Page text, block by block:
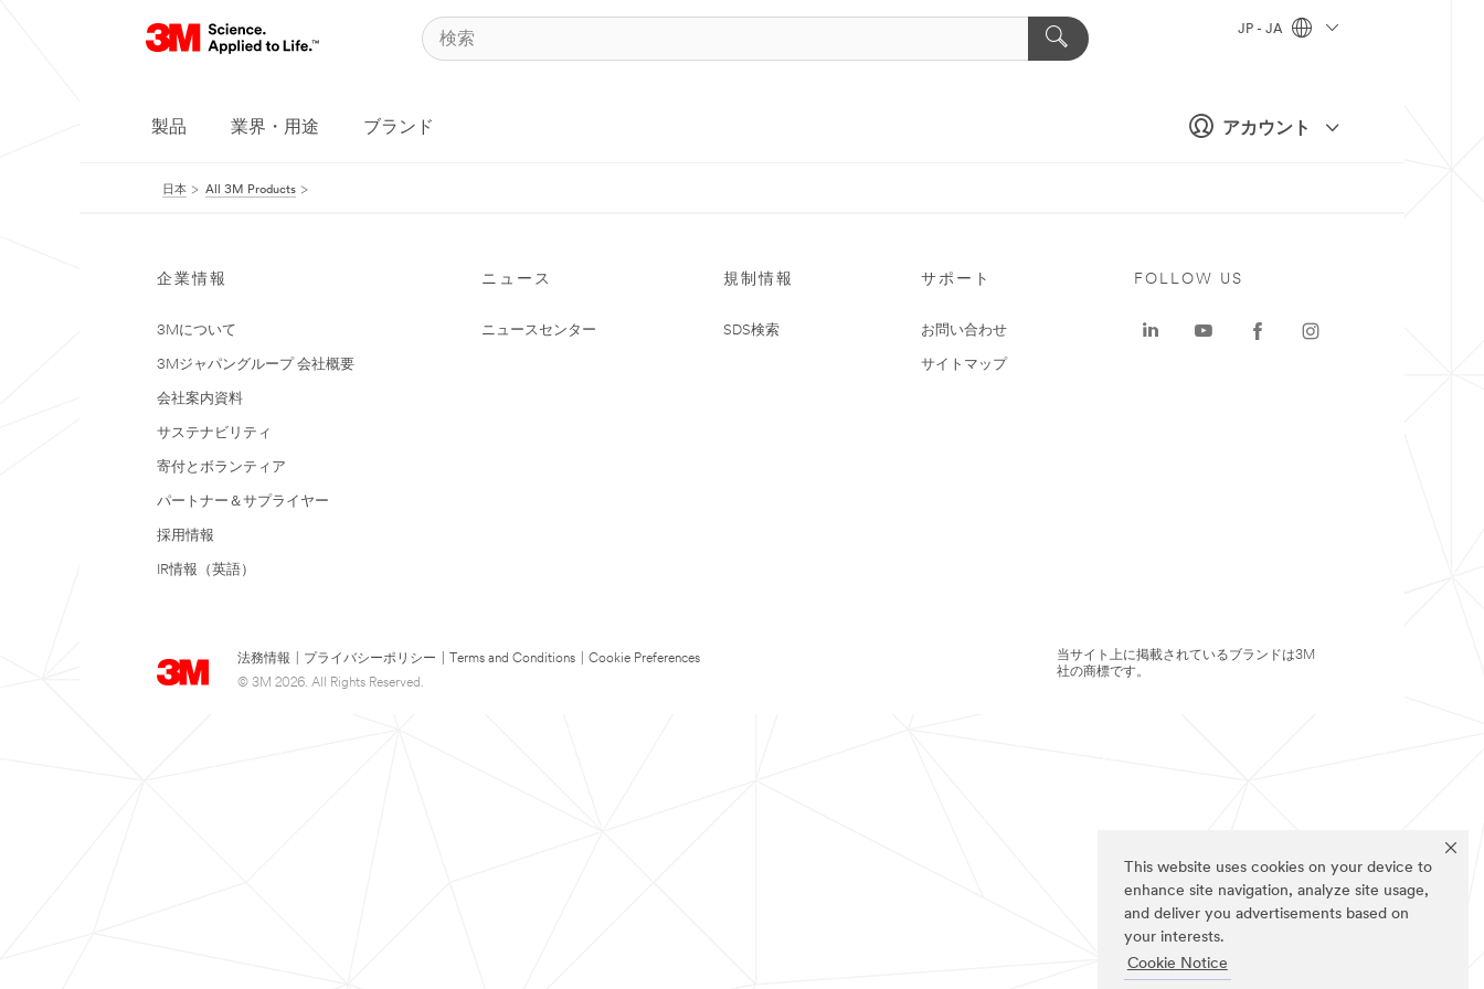
This website uses cookies on your device to
enhance site navigation, analyze site usage,
and deliver you advertisements based on
your interests.
Cookie Notice
アカウント
JP - JA
製品 業界・用途 ブランド
日本 All 3M Products
企業情報
3Mについて
3Mジャパングループ 会社概要
会社案内資料
サステナビリティ
寄付とボランティア
パートナー＆サプライヤー
採用情報
IR情報（英語）
ニュース
ニュースセンター
規制情報
SDS検索
サポート
お問い合わせ
サイトマップ
法務情報 プライバシーポリシー Terms and Conditions
Cookie Preferences
© 3M 2026. All Rights Reserved.
FOLLOW US
当サイト上に掲載されているブランドは3M
社の商標です。